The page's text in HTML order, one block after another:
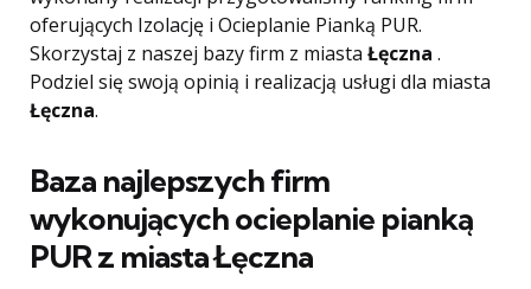
oferujących Izolację i Ocieplanie Pianką PUR.
Skorzystaj z naszej bazy firm z miasta Łęczna .
Podziel się swoją opinią i realizacją usługi dla miasta
Łęczna.
Baza najlepszych firm
wykonujących ocieplanie pianką
PUR z miastaŁęczna